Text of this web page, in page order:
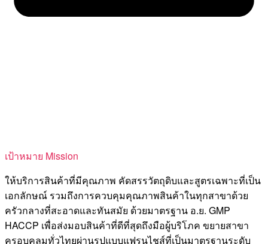
เป้าหมาย Mission
ให้บริการสินค้าที่มีคุณภาพ คัดสรรวัตถุดิบและสูตรเฉพาะที่เป็น
เอกลักษณ์ รวมถึงการควบคุมคุณภาพสินค้าในทุกสาขาด้วย
ครัวกลางที่สะอาดและทันสมัย ด้วยมาตรฐาน อ.ย. GMP
HACCP เพื่อส่งมอบสินค้าที่ดีที่สุดถึงมือผู้บริโภค ขยายสาขา
ครอบคลุมทั่วไทยผ่านรูปแบบแฟรนไชส์ที่เป็นมาตรฐานระดับ